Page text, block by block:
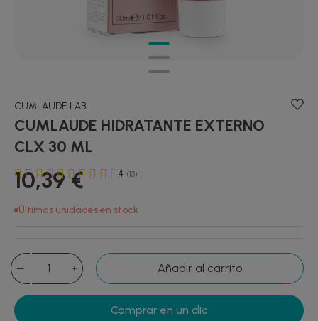
CUMLAUDE LAB
CUMLAUDE HIDRATANTE EXTERNO
CLX 30 ML
10,39 € 4 (13)
Últimas unidades en stock
Añadir al carrito
Comprar en un clic